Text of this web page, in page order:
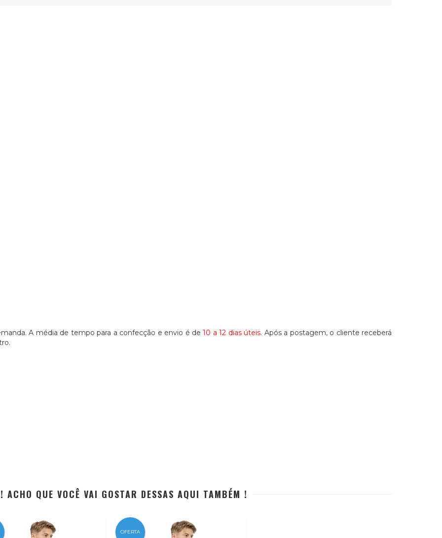
A média de tempo para a confecção e envio é de10 a 12 dias úteis. Após a postagem, o cliente receberá
ACHO QUE VOCÊ VAI GOSTAR DESSAS AQUI TAMBÉM !
OFERTA